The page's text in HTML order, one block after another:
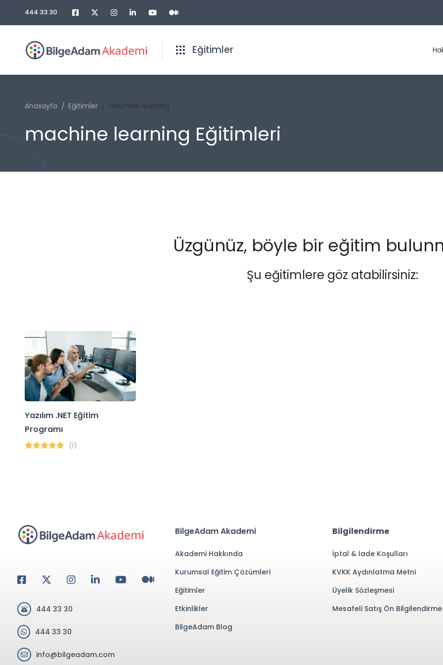
444 33 30
Eğitimler
Anasayfa Eğitimler machine learning
machine learning Eğitimleri
Üzgünüz, böyle bir eğitim
Şu eğitimlere göz atabilirsiniz:
Yazılım .NET Eğitim
Programı
(1)
444 33 30
444 33 30
info@bilgeadam.com
BilgeAdam Akademi
Akademi Hakkında
Kurumsal Eğitim Çözümleri
Eğitimler
Etkinlikler
BilgeAdam Blog
Bilgilendirme
İptal & İade Koşulları
KVKK Aydınlatma Metni
Üyelik Sözleşmesi
Mesafeli Satış Ön